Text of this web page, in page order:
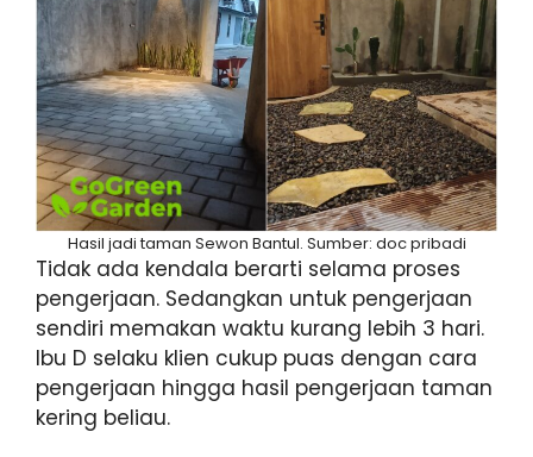
Hasil jadi taman Sewon Bantul. Sumber: doc pribadi
Tidak ada kendala berarti selama proses
pengerjaan. Sedangkan untuk pengerjaan
sendiri memakan waktu kurang lebih 3 hari.
Ibu D selaku klien cukup puas dengan cara
pengerjaan hingga hasil pengerjaan taman
kering beliau.